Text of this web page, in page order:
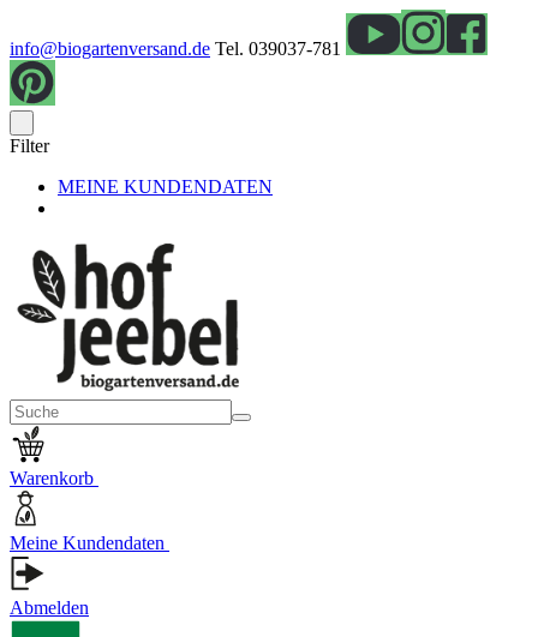
info@biogartenversand.de Tel. 039037-781
Filter
MEINE KUNDENDATEN
Warenkorb
Meine Kundendaten
Abmelden